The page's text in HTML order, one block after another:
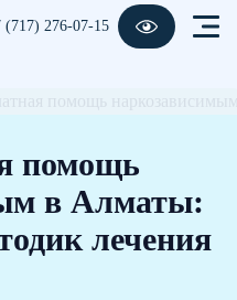
(717) 276-07-15
помощь
в Алматы:
лечения